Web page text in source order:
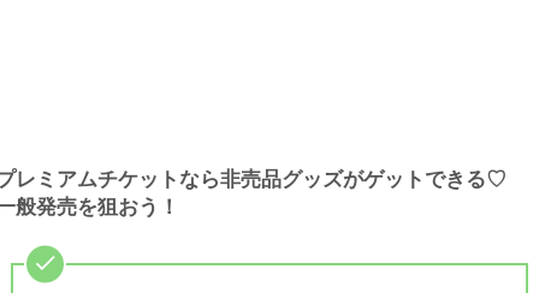
レミアムチケットなら非売品グッズがゲットできる♡
般発売を狙おう！